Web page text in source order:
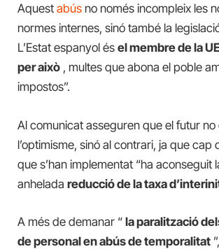
Aquest abús no només incompleix les
normes internes, sinó també la
L’Estat espanyol és el membre de la
per això , multes que abona el poble
impostos”.
Al comunicat asseguren que el futur no
l’optimisme, sinó al contrari, ja que cap
que s’han implementat “ha aconseguit
anhelada reducció de la taxa
A més de demanar “ la paralització
de personal en abús de temporalitat